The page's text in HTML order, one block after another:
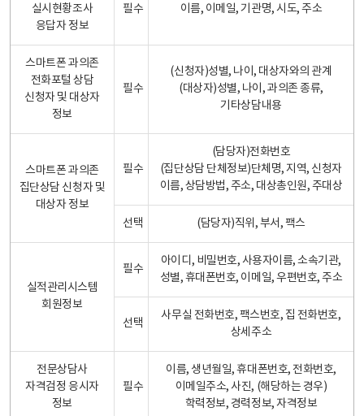
실시현황조사
응답자 정보
필수 이름, 이메일, 기관명, 시도, 주소
스마트폰 과의존
전화포털 상담
신청자 및 대상자
정보
필수
(신청자)성별, 나이, 대상자와의 관계
(대상자)성별, 나이, 과의존 종류,
기타상담내용
스마트폰 과의존
집단상담 신청자 및
대상자 정보
필수
(담당자)전화번호
(집단상담 단체정보)단체명, 지역, 신청자
이름, 상담방법, 주소, 대상총인원, 주대상
선택 (담당자)직위, 부서, 팩스
실적관리시스템
회원정보
필수
아이디, 비밀번호, 사용자이름, 소속기관,
성별, 휴대폰번호, 이메일, 우편번호, 주소
선택
사무실 전화번호, 팩스번호, 집 전화번호,
상세주소
전문상담사
자격검정 응시자
정보
필수
이름, 생년월일, 휴대폰번호, 전화번호,
이메일주소, 사진, (해당하는 경우)
학력정보, 경력정보, 자격정보